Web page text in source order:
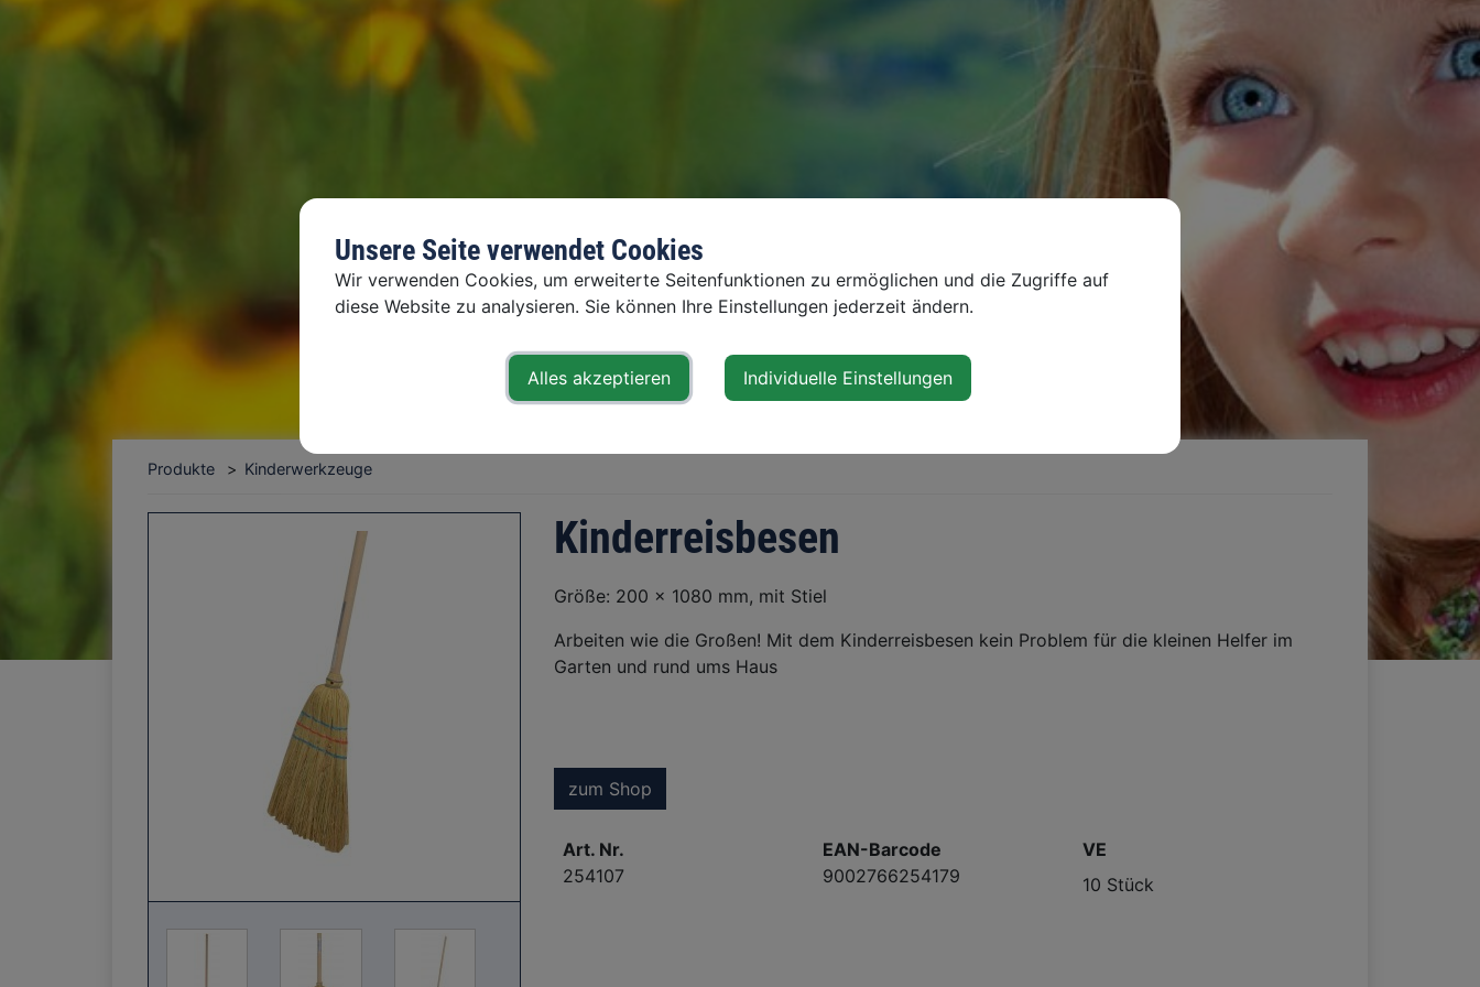
Produkte Kinderwerkzeuge
Kinderreisbesen
Größe: 200 x 1080 mm, mit Stiel
Arbeiten wie die Großen! Mit dem Kinderreisbesen kein Problem für die kleinen Helfer im
Garten und rund ums Haus
zum Shop
Art. Nr. EAN-Barcode
VE
254107
9002766254179 10 Stück
Unsere Seite verwendet Cookies
Wir verwenden Cookies, um erweiterte Seitenfunktionen zu ermöglichen und die Zugriffe auf
diese Website zu analysieren. Sie können Ihre Einstellungen jederzeit ändern.
Alles akzeptieren Individuelle Einstellungen